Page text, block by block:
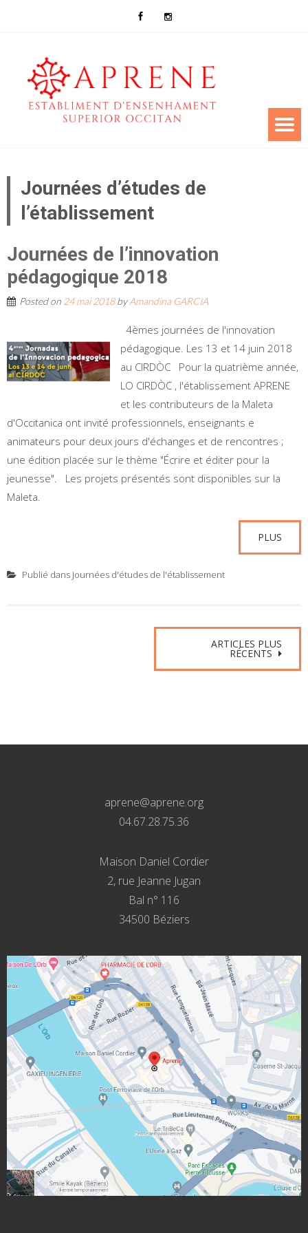
Journées d’études de
l’établissement
Journées de l’innovation
pédagogique 2018
Posted on 24 mai 2018byAmandina GARCIA
4èmes journées de l'innovation
pédagogique. Les 13 et 14 juin 2018
au CIRDÒC Pour la quatrième année,
LO CIRDÒC , l'établissement APRENE
et les contributeurs de la Maleta
d'Occitanica ont invité professionnels, enseignants e
animateurs pour deux jours d'échanges et de rencontres ;
une édition placée sur le thème "Écrire et éditer pour la
jeunesse". Les projets présentés sont disponibles sur la
Maleta.
PLUS
Publié dans Journées d'études de l'établissement
ARTICLES PLUS
RÉCENTS
aprene@aprene.org
04.67.28.75.36
Maison Daniel Cordier
2, rue Jeanne Jugan
Bal n° 116
34500 Béziers